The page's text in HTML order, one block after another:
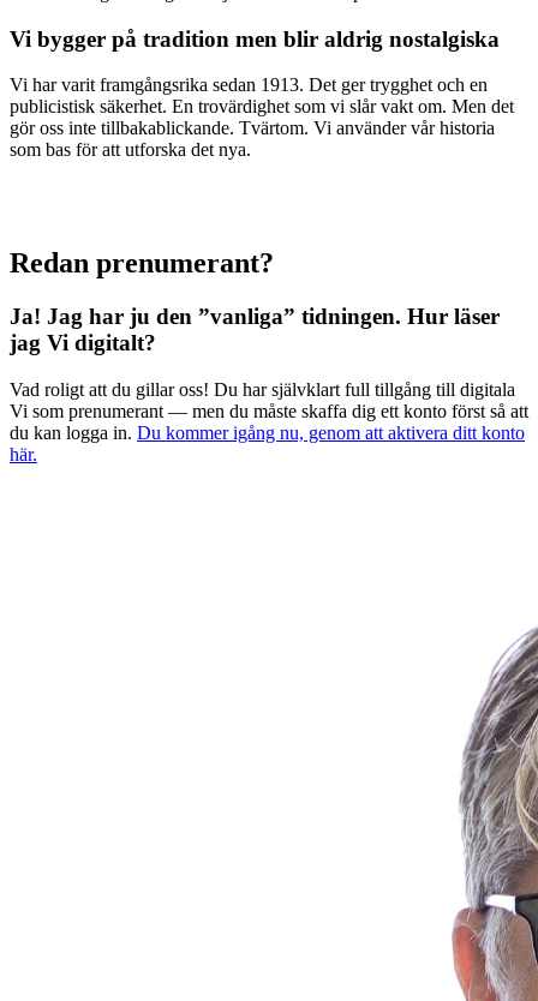
Vi bygger på tradition men blir aldrig nostalgiska
Vi har varit framgångsrika sedan 1913. Det ger trygghet och en
publicistisk säkerhet. En trovärdighet som vi slår vakt om. Men det
gör oss inte tillbakablickande. Tvärtom. Vi använder vår historia
som bas för att utforska det nya.
Redan prenumerant?
Ja! Jag har ju den ”vanliga” tidningen. Hur läser
jag Vi digitalt?
Vad roligt att du gillar oss! Du har självklart full tillgång till digitala
Vi som prenumerant — men du måste skaffa dig ett konto först så att
du kan logga in. Du kommer igång nu, genom att aktivera ditt konto
här.